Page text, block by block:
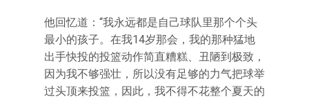
他回忆道：“我永远都是自己球队里那个个头
最小的孩子。在我14岁那会，我的那种猛地
出手快投的投篮动作简直糟糕、丑陋到极致，
因为我不够强壮，所以没有足够的力气把球举
过头顶来投篮，因此，我不得不花整个夏天的